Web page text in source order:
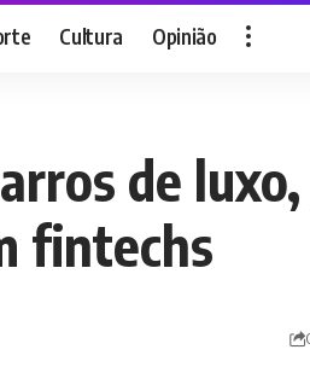
Cultura Opinião
de
fintechs